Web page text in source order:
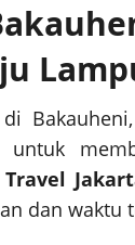
di
untuk
Travel
dan waktu